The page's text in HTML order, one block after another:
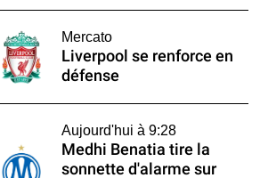
Mercato
Liverpool se renforce en
défense
Aujourd'hui à 9:28
Medhi Benatia tire la
sonnette d'alarme sur